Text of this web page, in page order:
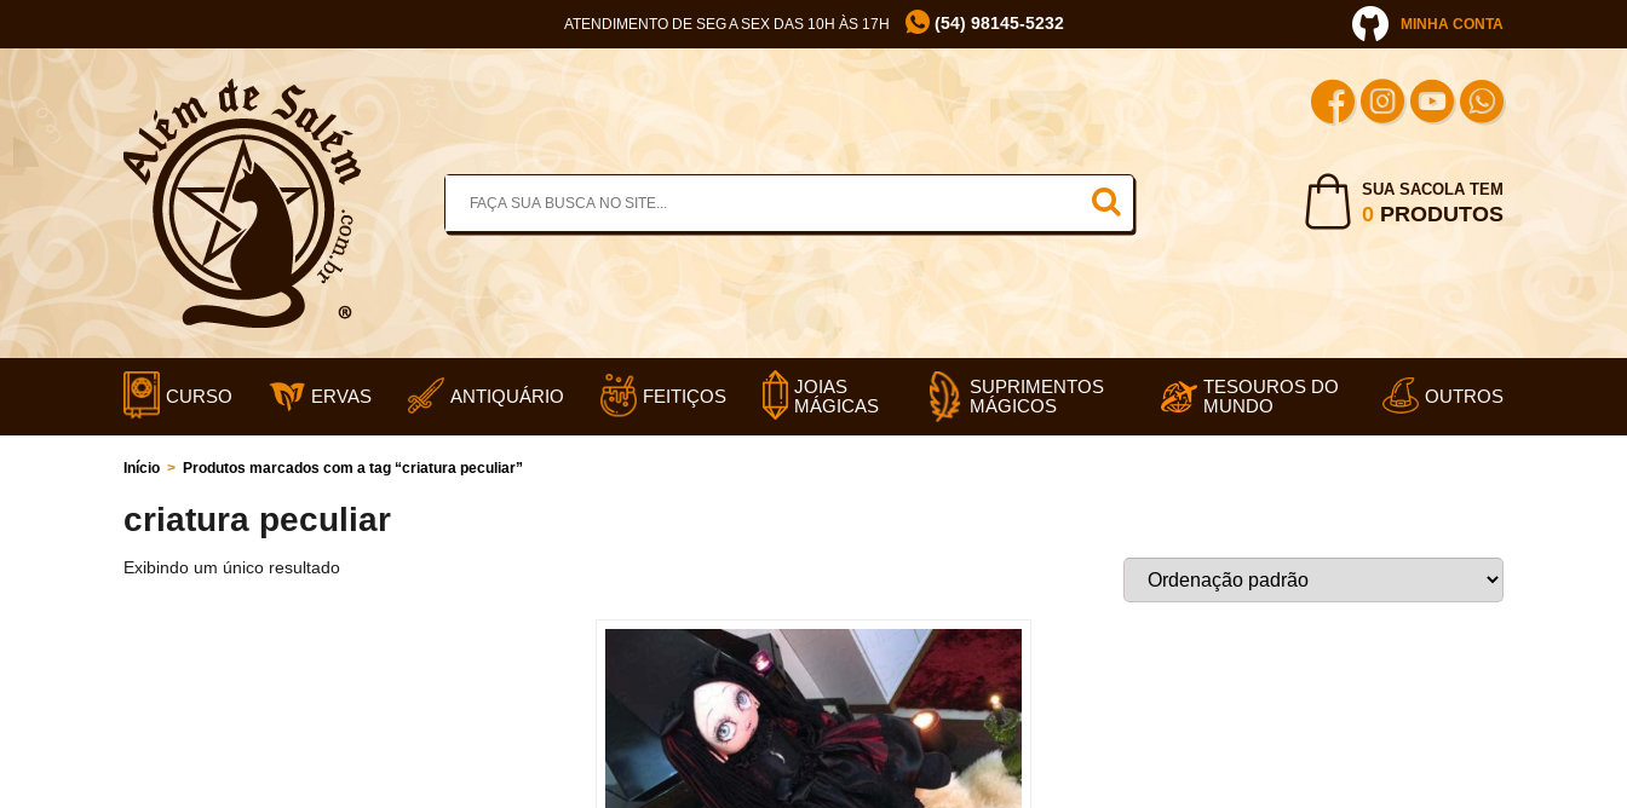
ATENDIMENTO DE SEG A SEX DAS 10H ÀS 17H (54) 98145-5232 MINHA CONTA
SUA SACOLA TEM
0PRODUTOS
CURSO ERVAS ANTIQUÁRIO FEITIÇOS
JOIAS
MÁGICAS
SUPRIMENTOS
MÁGICOS
TESOUROS DO
MUNDO
OUTROS
Início > Produtos marcados com a tag “criatura peculiar”
criatura peculiar
Exibindo um único resultado